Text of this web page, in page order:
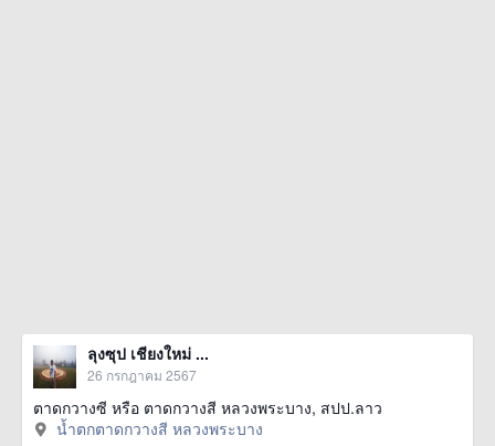
ลุงซุป เชียงใหม่ ...
26 กรกฎาคม 2567
ตาดกวางซี หรือ ตาดกวางสี หลวงพระบาง, สปป.ลาว
น้ำตกตาดกวางสี หลวงพระบาง